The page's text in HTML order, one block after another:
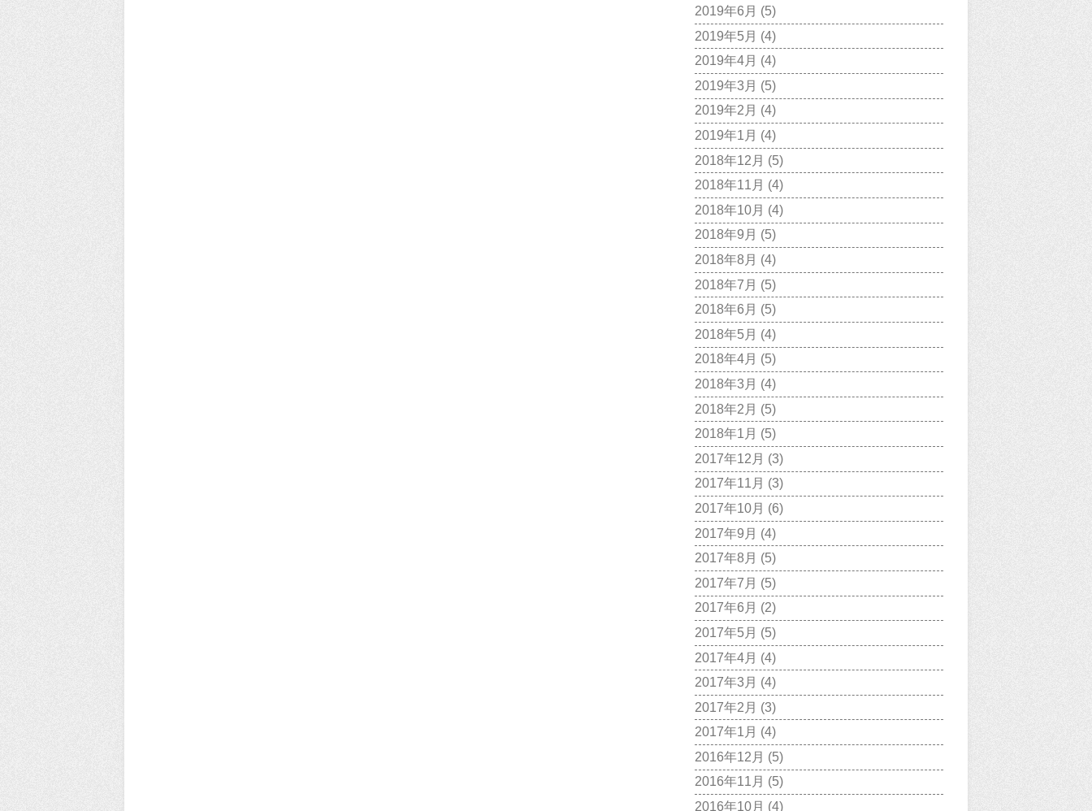
2019年6月 (5)
2019年5月 (4)
2019年4月 (4)
2019年3月 (5)
2019年2月 (4)
2019年1月 (4)
2018年12月 (5)
2018年11月 (4)
2018年10月 (4)
2018年9月 (5)
2018年8月 (4)
2018年7月 (5)
2018年6月 (5)
2018年5月 (4)
2018年4月 (5)
2018年3月 (4)
2018年2月 (5)
2018年1月 (5)
2017年12月 (3)
2017年11月 (3)
2017年10月 (6)
2017年9月 (4)
2017年8月 (5)
2017年7月 (5)
2017年6月 (2)
2017年5月 (5)
2017年4月 (4)
2017年3月 (4)
2017年2月 (3)
2017年1月 (4)
2016年12月 (5)
2016年11月 (5)
2016年10月 (4)